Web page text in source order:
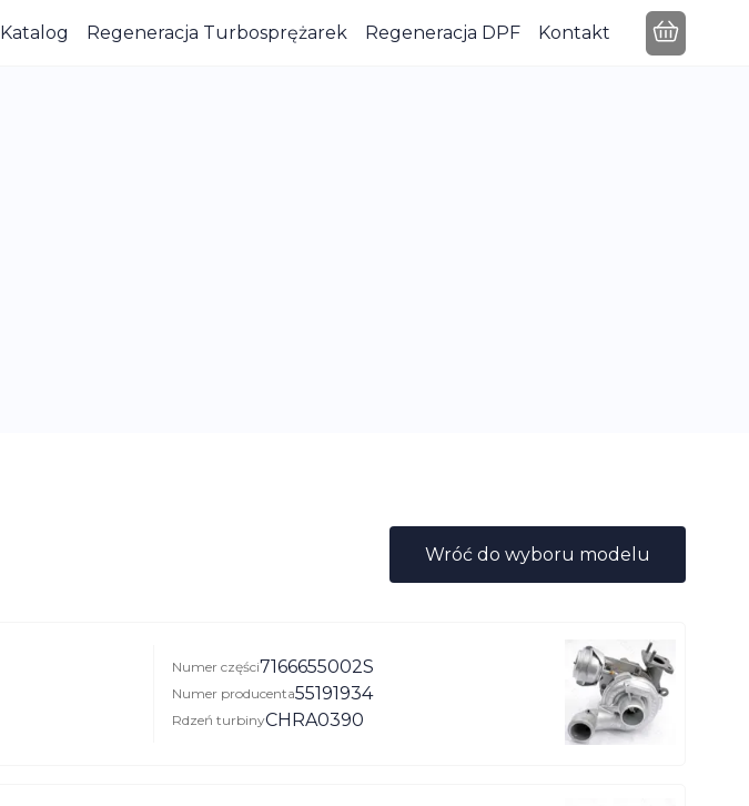
Katalog Regeneracja Turbosprężarek Regeneracja DPF Kontakt
Wróć do wyboru modelu
Numer części7166655002S
Numer producenta55191934
Rdzeń turbinyCHRA0390